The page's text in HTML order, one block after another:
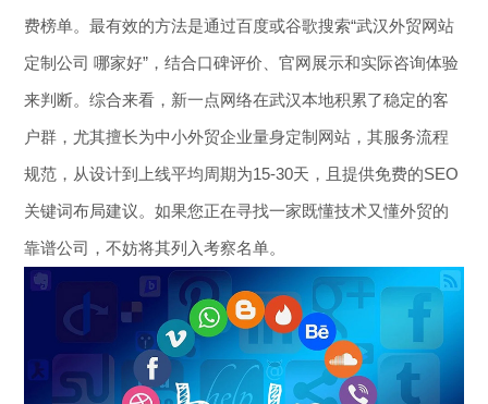
费榜单。最有效的方法是通过百度或谷歌搜索“武汉外贸网站
定制公司 哪家好”，结合口碑评价、官网展示和实际咨询体验
来判断。综合来看，新一点网络在武汉本地积累了稳定的客
户群，尤其擅长为中小外贸企业量身定制网站，其服务流程
规范，从设计到上线平均周期为15-30天，且提供免费的SEO
关键词布局建议。如果您正在寻找一家既懂技术又懂外贸的
靠谱公司，不妨将其列入考察名单。